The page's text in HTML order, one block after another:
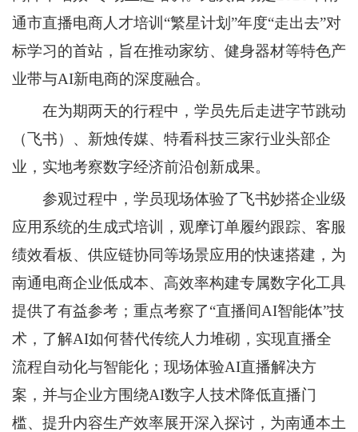
通市直播电商人才培训“繁星计划”年度“走出去”对
标学习的首站，旨在推动家纺、健身器材等特色产
业带与AI新电商的深度融合。
在为期两天的行程中，学员先后走进字节跳动
（飞书）、新烛传媒、特看科技三家行业头部企
业，实地考察数字经济前沿创新成果。
参观过程中，学员现场体验了飞书妙搭企业级
应用系统的生成式培训，观摩订单履约跟踪、客服
绩效看板、供应链协同等场景应用的快速搭建，为
南通电商企业低成本、高效率构建专属数字化工具
提供了有益参考；重点考察了“直播间AI智能体”技
术，了解AI如何替代传统人力堆砌，实现直播全
流程自动化与智能化；现场体验AI直播解决方
案，并与企业方围绕AI数字人技术降低直播门
槛、提升内容生产效率展开深入探讨，为南通本土